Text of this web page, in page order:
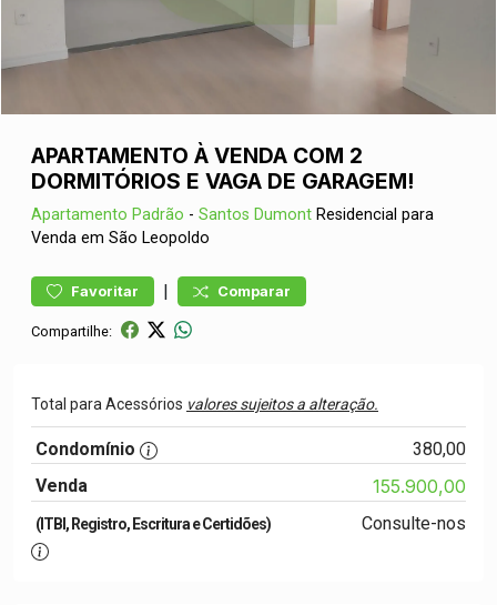
APARTAMENTO À VENDA COM 2
DORMITÓRIOS E VAGA DE GARAGEM!
Apartamento Padrão - Santos Dumont Residencial para
Venda em São Leopoldo
Favoritar | Comparar
Compartilhe:
Total para Acessórios valores sujeitos a alteração.
Condomínio
380,00
Venda
155.900,00
(ITBI, Registro, Escritura e Certidões) Consulte-nos